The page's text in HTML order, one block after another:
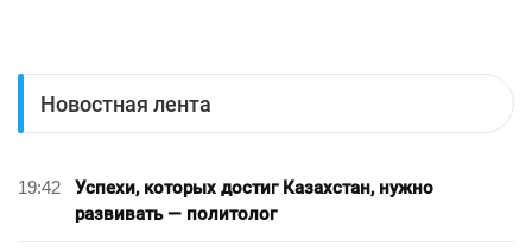
Новостная лента
19:42
Успехи, которых достиг Казахстан, нужно
развивать — политолог